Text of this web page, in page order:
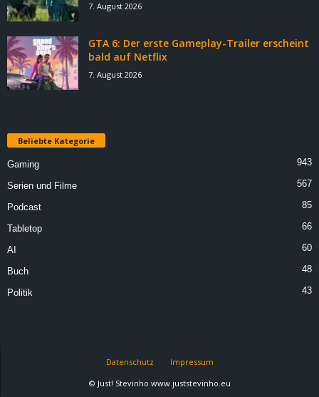
7. August 2026
GTA 6: Der erste Gameplay-Trailer erscheint
bald auf Netflix
7. August 2026
Beliebte Kategorie
Gaming 943
Serien und Filme 567
Podcast 85
Tabletop 66
AI 60
Buch 48
Politik 43
Datenschutz
Impressum
© Just! Stevinho www.juststevinho.eu